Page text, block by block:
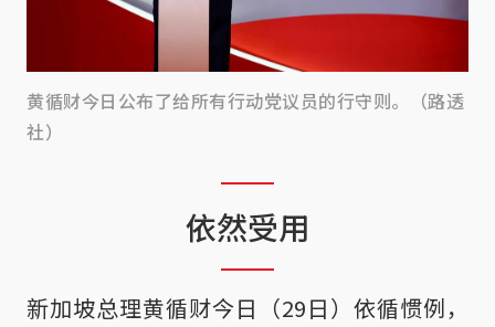
黄循财今日公布了给所有行动党议员的行守则。（路透
社）
依然受用
新加坡总理黄循财今日（29日）依循惯例，